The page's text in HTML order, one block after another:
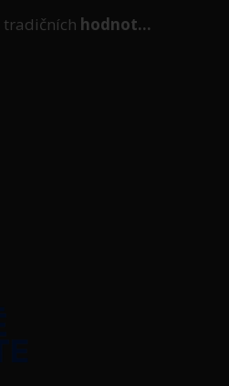
tradičních hodnot...